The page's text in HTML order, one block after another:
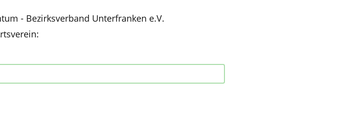
- Bezirksverband Unterfranken e.V.